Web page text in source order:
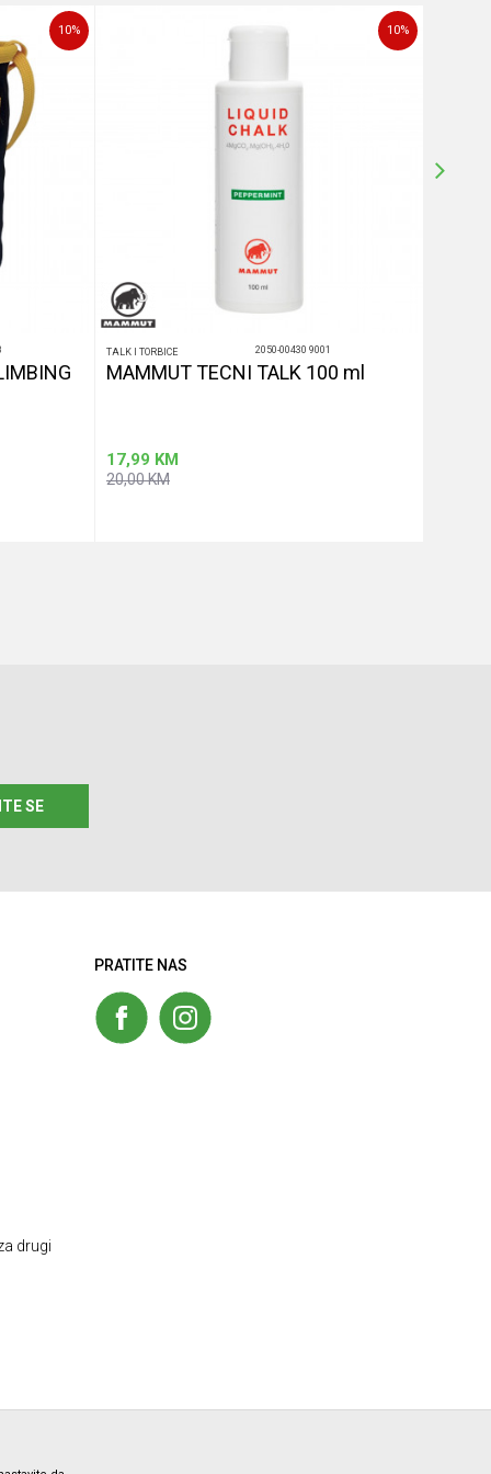
10% 10%
TALK I TORBICE 2050-00430 9001
MAMMUT TECNI TALK 100 ml
17,99 KM
20,00KM
SE
drugi
PRATITE NAS